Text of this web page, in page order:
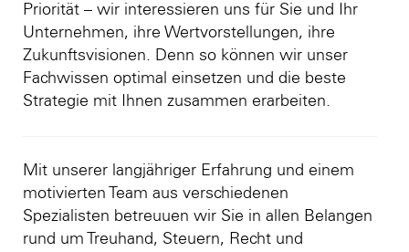
Priorität – wir interessieren uns für Sie und Ihr
Unternehmen, ihre Wertvorstellungen, ihre
Zukunftsvisionen. Denn so können wir unser
Fachwissen optimal einsetzen und die beste
Strategie mit Ihnen zusammen erarbeiten.
Mit unserer langjähriger Erfahrung und einem
motivierten Team aus verschiedenen
Spezialisten betreuuen wir Sie in allen Belangen
rund um Treuhand, Steuern, Recht und